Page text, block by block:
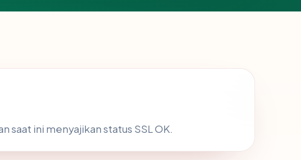
saat ini menyajikan status SSL OK.